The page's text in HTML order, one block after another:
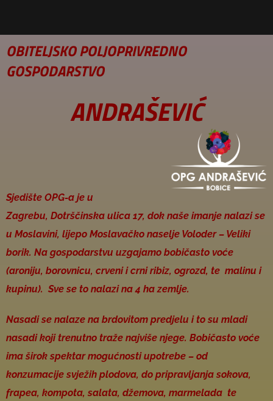
OBITELJSKO POLJOPRIVREDNO
GOSPODARSTVO
ANDRAŠEVIĆ
Sjedište OPG-a je u
Zagrebu, Dotrščinska ulica 17, dok naše imanje nalazi se
u Moslavini, lijepo Moslavačko naselje Voloder – Veliki
borik. Na gospodarstvu uzgajamo bobičasto voće
(aroniju, borovnicu, crveni i crni ribiz, ogrozd, te malinu i
kupinu). Sve se to nalazi na 4 ha zemlje.
Nasadi se nalaze na brdovitom predjelu i to su mladi
nasadi koji trenutno traže najviše njege. Bobičasto voće
ima širok spektar mogućnosti upotrebe – od
konzumacije svježih plodova, do pripravljanja sokova,
frapea, kompota, salata, džemova, marmelada te